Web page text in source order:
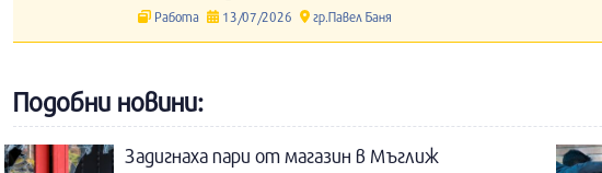
Работа 13/07/2026 гр.Павел Баня
Подобни новини:
Задигнаха пари от магазин в Мъглиж